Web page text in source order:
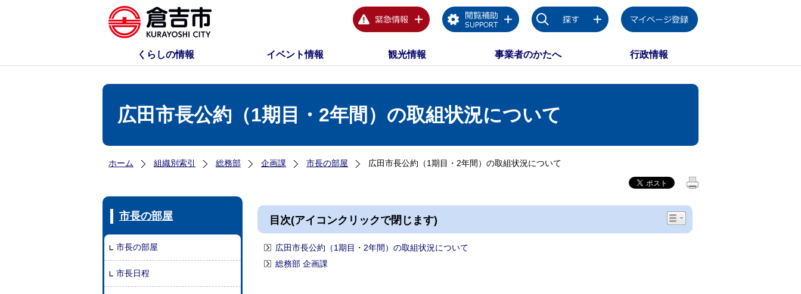
くらしの情報 イベント情報 観光情報 事業者のかたへ 行政情報
広田市長公約（1期目・2年間）の取組状況について
ホーム 組織別索引 総務部 企画課 市長の部屋 広田市長公約（1期目・2年間）の取組状況について
市長の部屋
市長の部屋
市長日程
目次(アイコンクリックで閉じます)
広田市長公約（1期目・2年間）の取組状況について
総務部 企画課